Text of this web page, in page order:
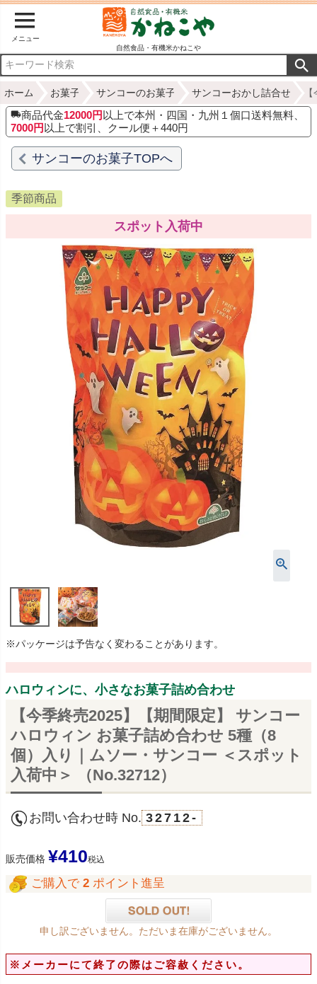
メニュー
自然食品・有機米かねこや
ホーム お菓子 サンコーのお菓子 サンコーおかし詰合せ
商品代金12000円 以上で本州・四国・九州１個口送料無料、
7000円 以上で割引、クール便＋440円
サンコーのお菓子TOPへ
季節商品
スポット入荷中
※パッケージは予告なく変わることがあります。
ハロウィンに、小さなお菓子詰め合わせ
【今季終売2025】【期間限定】 サンコー
ハロウィン お菓子詰め合わせ 5種（8
個）入り｜ムソー・サンコー ＜スポット
入荷中＞ （No.32712）
お問い合わせ時 No. 32712-
販売価格 ¥410税込
ご購入で 2 ポイント進呈
申し訳ございません。ただいま在庫がございません。
※メーカーにて終了の際はご容赦ください。